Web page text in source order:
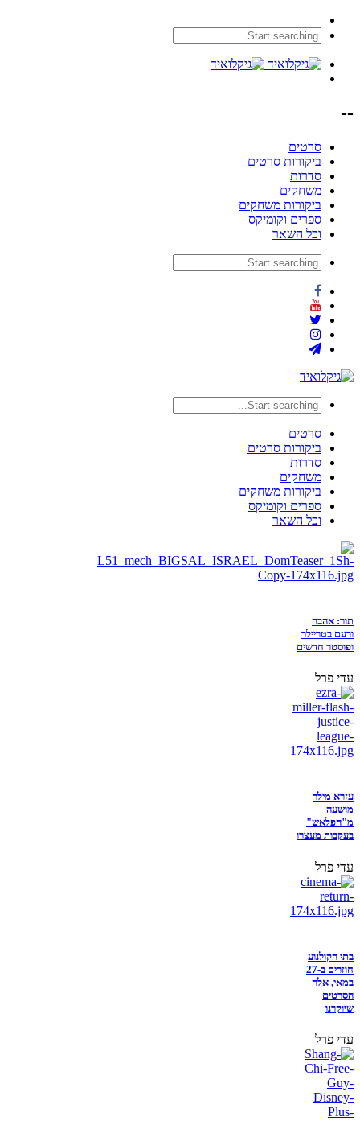
--
סרטים
ביקורות סרטים
סדרות
משחקים
ביקורות משחקים
ספרים וקומיקס
וכל השאר
סרטים
ביקורות סרטים
סדרות
משחקים
ביקורות משחקים
ספרים וקומיקס
וכל השאר
תור: אהבה
ורעם בטריילר
ופוסטר חדשים
עדי פרל
עזרא מילר
מושעה
מ"הפלאש"
בעקבות מעצרו
עדי פרל
בתי הקולנוע
חוזרים ב-27
במאי, אלה
הסרטים
שיוקרנו
עדי פרל